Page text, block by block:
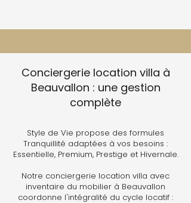
Conciergerie location villa à
Beauvallon : une gestion
complète
Style de Vie propose des formules
Tranquillité adaptées à vos besoins :
Essentielle, Premium, Prestige et Hivernale.
Notre conciergerie location villa avec
inventaire du mobilier à Beauvallon
coordonne l'intégralité du cycle locatif :